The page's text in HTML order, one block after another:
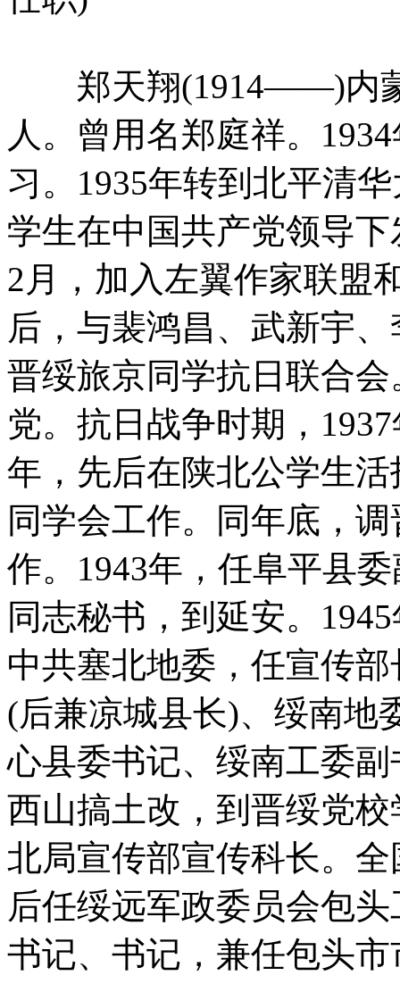
郑天翔(1914——)内蒙
人。曾用名郑庭祥。
习。1935年转到北平清
学生在中国共产党领导下
2月，加入左翼作家联盟
后，与裴鸿昌、武新宇
晋绥旅京同学抗日联合
党。抗日战争时期，
年，先后在陕北公学生
同学会工作。同年底，
作。1943年，任阜平县
同志秘书，到延安。
中共塞北地委，任宣传
(后兼凉城县长)、绥南地
心县委书记、绥南工委
西山搞土改，到晋绥党
北局宣传部宣传科长。
后任绥远军政委员会包
书记、书记，兼任包头